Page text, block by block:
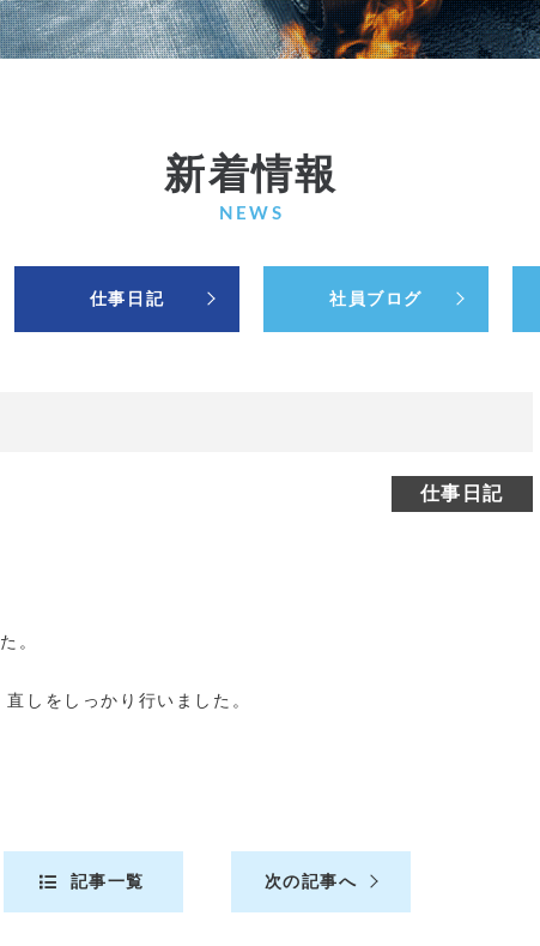
新着情報
NEWS
仕事日記 社員ブログ
仕事日記
。
しをしっかり行いました。
記事一覧 次の記事へ